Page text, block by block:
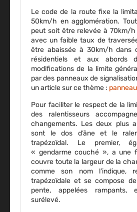
Le code de la route fixe la
50km/h en agglomération.
peut soit être relevée à 70km/
avec un faible taux de
être abaissée à 30km/h dans
résidentiels et aux abords
modifications de la limite
par des panneaux de
un article sur ce thème :
Pour faciliter le respect de la
des ralentisseurs
changements. Les deux plus
sont le dos d’âne et le
trapézoïdal. Le premier,
« gendarme couché », a une
couvre toute la largeur de la
comme son nom l’indique,
trapézoïdale et se compose
pente, appelées rampants,
surélevé.